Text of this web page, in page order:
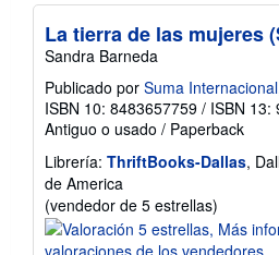
La tierra de las mujeres
Sandra Barneda
Publicado por Suma Internacional
ISBN 10: 8483657759 / ISBN 13:
Antiguo o usado / Paperback
Librería: ThriftBooks-Dallas,
de America
(vendedor de 5 estrellas)
del
vendedor: